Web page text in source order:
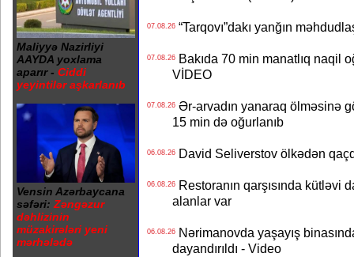
Maliyyə Nazirliyi
AAYDA yoxlama
aparır - Ciddi
yeyintilər aşkarlanıb
Vensin Azərbaycana
səfəri: Zəngəzur
dəhlizinin
müzakirələri yeni
mərhələdə
07.08.26“Tarqovı”dakı yanğın
07.08.26Bakıda 70 min manatlıq naqil
VİDEO
07.08.26Ər-arvadın yanaraq ölməsinə
15 min də oğurlanıb
06.08.26David Seliverstov ölkədən
06.08.26Restoranın qarşısında kütləvi
alanlar var
06.08.26Nərimanovda yaşayış
dayandırıldı - Video